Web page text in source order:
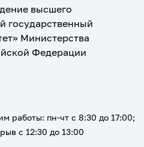
высшего
государственный
Министерства
Федерации
работы: пн-чт с 8:30 до 17:00;
с 12:30 до 13:00